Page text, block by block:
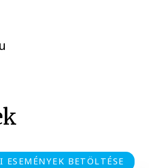
ESEMÉNYEK BETÖLTÉSE